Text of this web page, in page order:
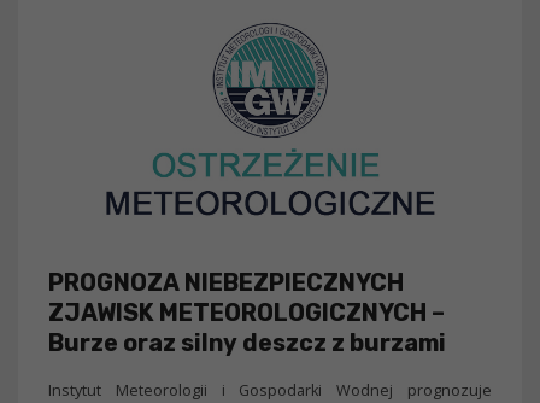
PROGNOZA NIEBEZPIECZNYCH
ZJAWISK METEOROLOGICZNYCH –
Burze oraz silny deszcz z burzami
Instytut Meteorologii i Gospodarki Wodnej prognozuje